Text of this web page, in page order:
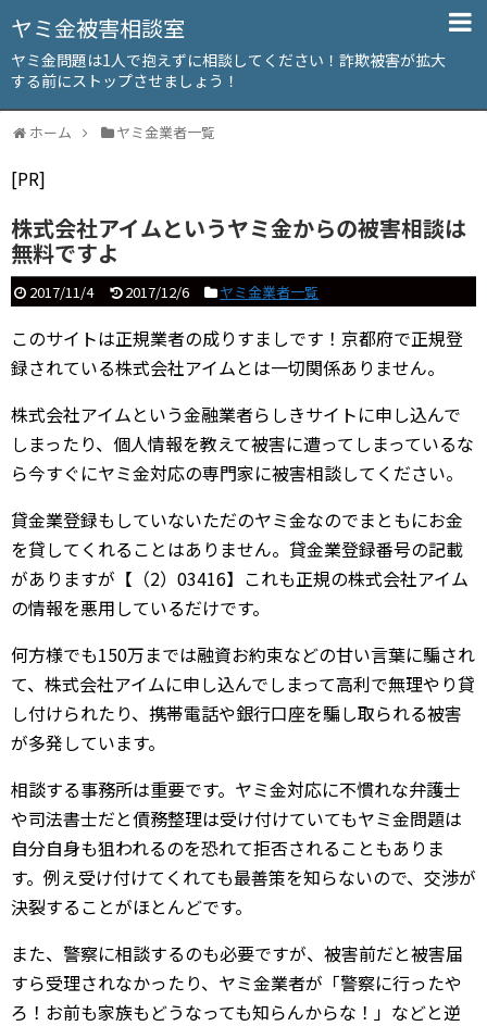
ヤミ金被害相談室
ヤミ金問題は1人で抱えずに相談してください！詐欺被害が拡大
する前にストップさせましょう！
ホーム ヤミ金業者一覧
[PR]
株式会社アイムというヤミ金からの被害相談は
無料ですよ
2017/11/4 2017/12/6 ヤミ金業者一覧
このサイトは正規業者の成りすましです！京都府で正規登
録されている株式会社アイムとは一切関係ありません。
株式会社アイムという金融業者らしきサイトに申し込んで
しまったり、個人情報を教えて被害に遭ってしまっているな
ら今すぐにヤミ金対応の専門家に被害相談してください。
貸金業登録もしていないただのヤミ金なのでまともにお金
を貸してくれることはありません。貸金業登録番号の記載
がありますが【（2）03416】これも正規の株式会社アイム
の情報を悪用しているだけです。
何方様でも150万までは融資お約束などの甘い言葉に騙され
て、株式会社アイムに申し込んでしまって高利で無理やり貸
し付けられたり、携帯電話や銀行口座を騙し取られる被害
が多発しています。
相談する事務所は重要です。ヤミ金対応に不慣れな弁護士
や司法書士だと債務整理は受け付けていてもヤミ金問題は
自分自身も狙われるのを恐れて拒否されることもありま
す。例え受け付けてくれても最善策を知らないので、交渉が
決裂することがほとんどです。
また、警察に相談するのも必要ですが、被害前だと被害届
すら受理されなかったり、ヤミ金業者が「警察に行ったや
ろ！お前も家族もどうなっても知らんからな！」などと逆